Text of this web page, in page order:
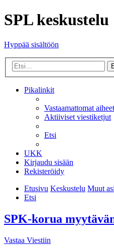
SPL keskustelu
Hyppää sisältöön
Pikalinkit
Vastaamattomat aiheet
Aktiiviset viestiketjut
Etsi
UKK
Kirjaudu sisään
Rekisteröidy
Etusivu Keskustelu Muut
Etsi
SPK-korua
Vastaa Viestiin